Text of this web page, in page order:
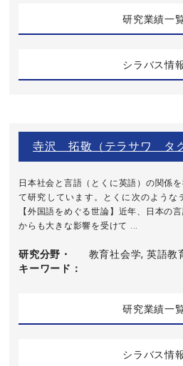
研究業績一
シラバス情
寺沢 拓敬（テラサワ タク
日本社会と言語（とくに英語）の関係
て研究しています。とくに次のような
【外国語をめぐる世論】近年、日本の
からも大きな影響を受けて ...
研究分野・
キーワード
教育社会学, 英語教
研究業績一
シラバス情